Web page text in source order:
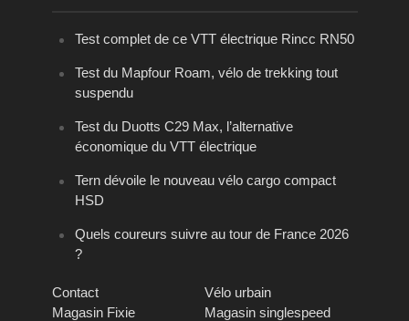
Test complet de ce VTT électrique Rincc RN50
Test du Mapfour Roam, vélo de trekking tout
suspendu
Test du Duotts C29 Max, l’alternative
économique du VTT électrique
Tern dévoile le nouveau vélo cargo compact
HSD
Quels coureurs suivre au tour de France 2026
?
Contact
Vélo urbain
Magasin Fixie
Magasin singlespeed